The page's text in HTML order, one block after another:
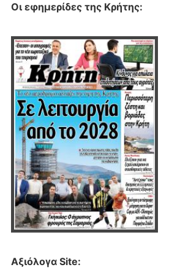
Οι εφημερίδες της Κρήτης:
Αξιόλογα Site: